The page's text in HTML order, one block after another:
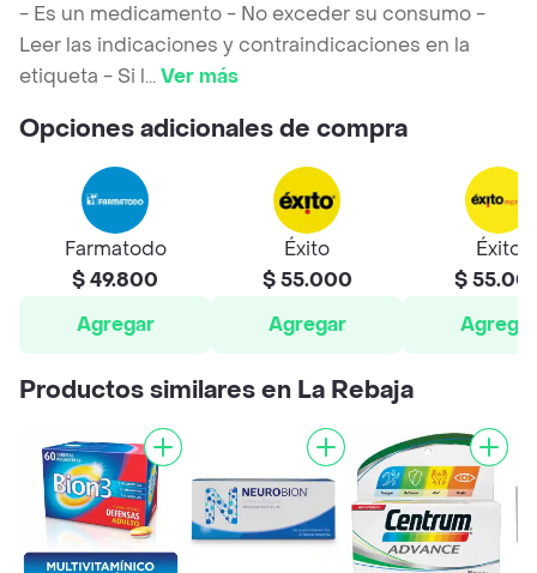
- Es un medicamento - No exceder su consumo -
Leer las indicaciones y contraindicaciones en la
etiqueta - Si l...Ver más
Opciones adicionales de compra
Farmatodo
$ 49.800
Agregar
Éxito
$ 55.000
Agregar
Éxito
$
Agregar
Productos similares en La Rebaja